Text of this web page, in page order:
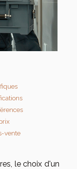
vente
le choix d'un